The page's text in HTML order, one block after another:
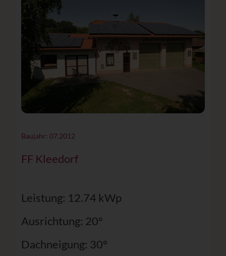
Baujahr: 07.2012
FF Kleedorf
Leistung: 12.74 kWp
Ausrichtung: 20°
Dachneigung: 30°